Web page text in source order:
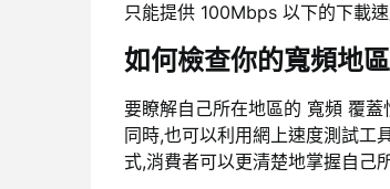
只能提供 100Mbps 以下的下載速
如何檢查你的寬頻地
要瞭解自己所在地區的 寬頻 覆
同時,也可以利用網上速度測試工
式,消費者可以更清楚地掌握自己